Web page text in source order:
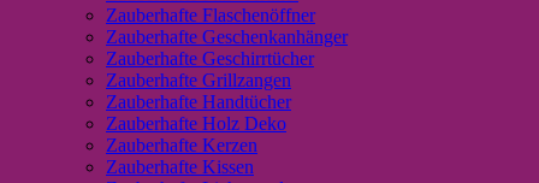
Zauberhafte Flaschenöffner
Zauberhafte Geschenkanhänger
Zauberhafte Geschirrtücher
Zauberhafte Grillzangen
Zauberhafte Handtücher
Zauberhafte Holz Deko
Zauberhafte Kerzen
Zauberhafte Kissen